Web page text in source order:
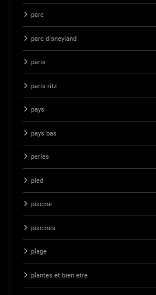
parc
parc disneyland
paris
paris ritz
pays
pays bas
perles
pied
piscine
piscines
plage
plantes et bien etre